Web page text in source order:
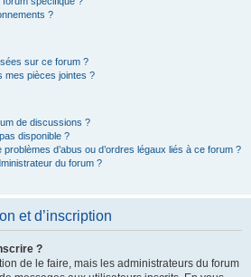
?
sur ce forum ?
mes pièces jointes ?
de discussions ?
disponible ?
d’abus ou d’ordres légaux liés à ce forum ?
du forum ?
et d’inscription
?
de le faire, mais les administrateurs du forum